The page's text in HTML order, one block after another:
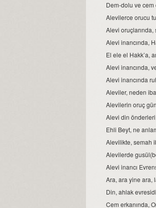
Dem-dolu ve cem
Alevilerce orucu
Alevi oruçlarında,
Alevi inancında,
El ele el Hakk’a,
Alevi inancında,
Alevi inancında
Aleviler, neden
Alevilerin oruç
Alevi din
Ehli Beyt, ne
Alevilikte, semah
Alevilerde
Alevi inancı
Ara, ara yine ara,
Din, ahlak
Cem erkanında,